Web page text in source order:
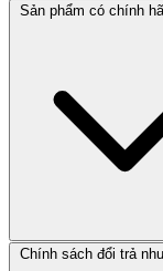
Sản phẩm có chính
Chính sách đổi trả